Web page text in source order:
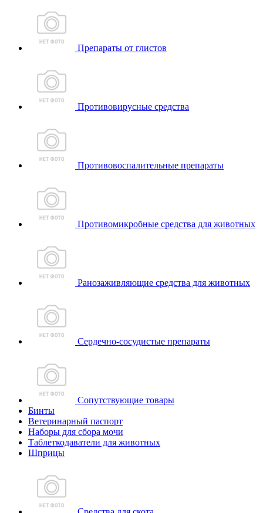
Препараты от глистов
Противовирусные средства
Противовоспалительные препараты
Противомикробные средства для животных
Ранозаживляющие средства для животных
Сердечно-сосудистые препараты
Сопутствующие товары
Бинты
Ветеринарный паспорт
Наборы для сбора мочи
Таблеткодаватели для животных
Шприцы